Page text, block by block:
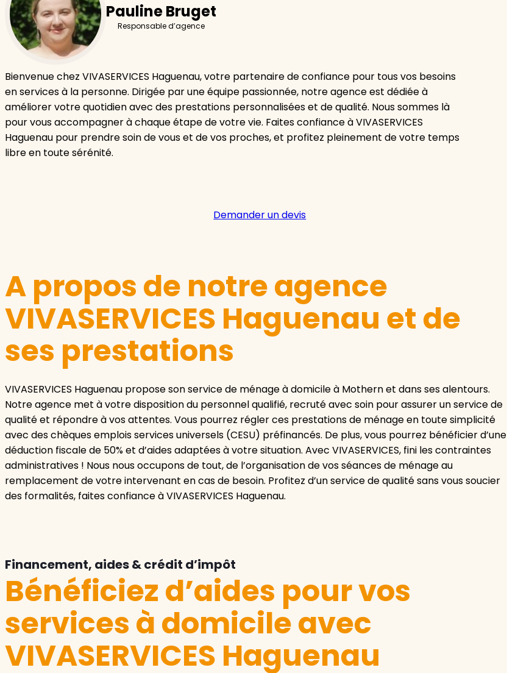
Pauline Bruget
Responsable d’agence
Bienvenue chez VIVASERVICES Haguenau, votre partenaire de confiance pour tous vos besoins
en services à la personne. Dirigée par une équipe passionnée, notre agence est dédiée à
améliorer votre quotidien avec des prestations personnalisées et de qualité. Nous sommes là
pour vous accompagner à chaque étape de votre vie. Faites confiance à VIVASERVICES
Haguenau pour prendre soin de vous et de vos proches, et profitez pleinement de votre temps
libre en toute sérénité.
Demander un devis
A propos de notre agence
VIVASERVICES Haguenau et de
ses prestations
VIVASERVICES Haguenau propose son service de ménage à domicile à Mothern et dans ses alentours.
Notre agence met à votre disposition du personnel qualifié, recruté avec soin pour assurer un service de
qualité et répondre à vos attentes. Vous pourrez régler ces prestations de ménage en toute simplicité
avec des chèques emplois services universels (CESU) préfinancés. De plus, vous pourrez bénéficier d’une
déduction fiscale de 50% et d’aides adaptées à votre situation. Avec VIVASERVICES, fini les contraintes
administratives ! Nous nous occupons de tout, de l’organisation de vos séances de ménage au
remplacement de votre intervenant en cas de besoin. Profitez d’un service de qualité sans vous soucier
des formalités, faites confiance à VIVASERVICES Haguenau.
Financement, aides & crédit d’impôt
Bénéficiez d’aides pour vos
services à domicile avec
VIVASERVICES Haguenau